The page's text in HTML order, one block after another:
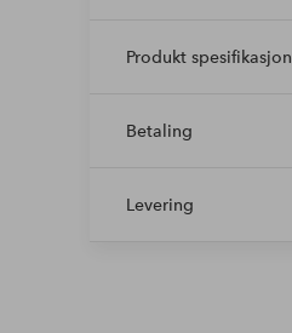
Produkt spesifikasjon
Betaling
Levering